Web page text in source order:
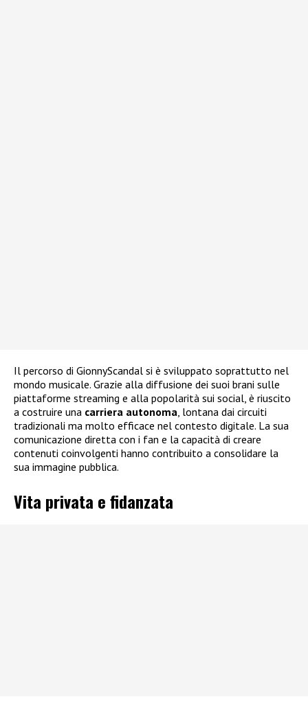
Il percorso di GionnyScandal si è sviluppato soprattutto nel
mondo musicale. Grazie alla diffusione dei suoi brani sulle
piattaforme streaming e alla popolarità sui social, è riuscito
a costruire una carriera autonoma , lontana dai circuiti
tradizionali ma molto efficace nel contesto digitale. La sua
comunicazione diretta con i fan e la capacità di creare
contenuti coinvolgenti hanno contribuito a consolidare la
sua immagine pubblica.
Vita privata e fidanzata